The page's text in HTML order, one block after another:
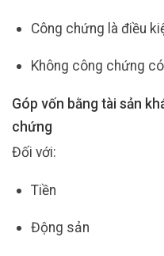
Công chứng là điều
Không công chứng
Góp vốn bằng tài sản
chứng
Đối với:
Tiền
Động sản